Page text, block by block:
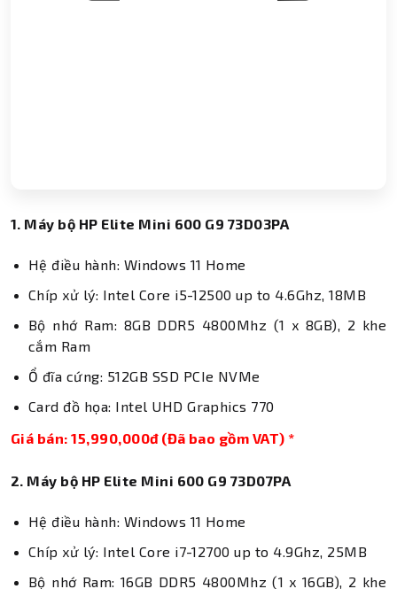
1. Máy bộ HP Elite Mini 600 G9 73D03PA
Hệ điều hành: Windows 11 Home
Chíp xử lý: Intel Core i5-12500 up to 4.6Ghz, 18MB
Bộ nhớ Ram: 8GB DDR5 4800Mhz (1 x 8GB), 2 khe
cắm Ram
Ổ đĩa cứng: 512GB SSD PCIe NVMe
Card đồ họa: Intel UHD Graphics 770
Giá bán: 15,990,000đ (Đã bao gồm VAT) *
2. Máy bộ HP Elite Mini 600 G9 73D07PA
Hệ điều hành: Windows 11 Home
Chíp xử lý: Intel Core i7-12700 up to 4.9Ghz, 25MB
Bộ nhớ Ram: 16GB DDR5 4800Mhz (1 x 16GB), 2 khe